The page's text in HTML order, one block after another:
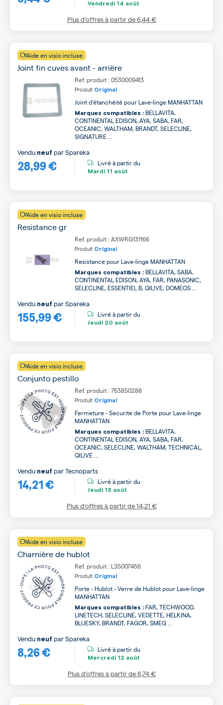
Vendredi 14 août
Plus d’offres à partir de6,44 €
Aide en visio incluse
Joint fin cuves avant - arrière
Ref. produit : 0530009413
Produit Original
Joint d'étanchéité pour Lave-linge MANHATTAN
Marques compatibles : BELLAVITA,
CONTINENTAL EDISON, AYA, SABA, FAR,
OCEANIC, WALTHAM, BRANDT, SELECLINE,
SIGNATURE ...
28,99 €
Vendu neuf parSpareka
Livré à partir du
Mardi 11 août
Aide en visio incluse
Resistance gr
Ref. produit : AXWRG131166
Produit Original
Resistance pour Lave-linge MANHATTAN
Marques compatibles : BELLAVITA, SABA,
CONTINENTAL EDISON, AYA, FAR, PANASONIC,
SELECLINE, ESSENTIEL B, QILIVE, DOMEOS ...
155,99 €
Vendu neuf parSpareka
Livré à partir du
Jeudi 20 août
Aide en visio incluse
Conjunto pestillo
Ref. produit : 763850288
Produit Original
Fermeture - Securite de Porte pour Lave-linge
MANHATTAN
Marques compatibles : BELLAVITA,
CONTINENTAL EDISON, AYA, SABA, FAR,
OCEANIC, SELECLINE, WALTHAM, TECHNICAL,
QILIVE ...
14,21 €
Vendu neuf parTecnoparts
Livré à partir du
Jeudi 13 août
Plus d’offres à partir de14,21 €
Aide en visio incluse
Charnière de hublot
Ref. produit : L35007456
Produit Original
Porte - Hublot - Verre de Hublot pour Lave-linge
MANHATTAN
Marques compatibles : FAR, TECHWOOD,
LINETECH, SELECLINE, VEDETTE, HELKINA,
BLUESKY, BRANDT, FAGOR, SMEG ...
8,26 €
Vendu neuf parSpareka
Livré à partir du
Mercredi 12 août
Plus d’offres à partir de6,74 €